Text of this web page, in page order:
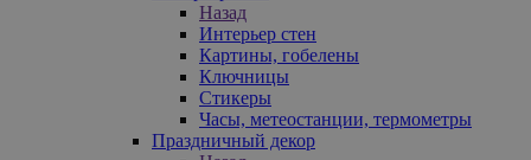
Назад
Интерьер стен
Картины, гобелены
Ключницы
Стикеры
Часы, метеостанции, термометры
Праздничный декор